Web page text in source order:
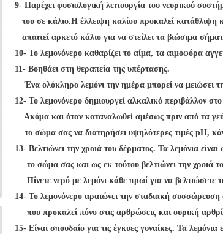
9- Παρέχει φυσιολογική λειτουργία του νευρικού
του σε κάλιο.Η έλλειψη καλίου προκαλεί κατάθλιψη
απαιτεί αρκετό κάλιο για να στείλει τα βιώσιμα
10- Το λεμονόνερο καθαρίζει το αίμα, τα αιμοφόρα
11- Βοηθάει στη θεραπεία της υπέρτασης.
Ένα ολόκληρο λεμόνι την ημέρα μπορεί να μειώσει
12- Το λεμονόνερο δημιουργεί αλκαλικό περιβάλλον
Ακόμα και όταν καταναλωθεί αμέσως πριν από τα
το σώμα σας να διατηρήσει υψηλότερες τιμές pH,
13- Βελτιώνει την χροιά του δέρματος. Τα λεμόνια
το σώμα σας και ως εκ τούτου βελτιώνει την χροιά
Πίνετε νερό με λεμόνι κάθε πρωί για να βελτιώσετε
14- Το λεμονόνερο αραιώνει την σταδιακή συσσώρευση
που προκαλεί πόνο στις αρθρώσεις και ουρική
15- Είναι σπουδαίο για τις έγκυες γυναίκες. Τα λεμόνια